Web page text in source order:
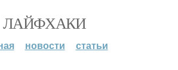
ЛАЙФХАКИ
новости статьи